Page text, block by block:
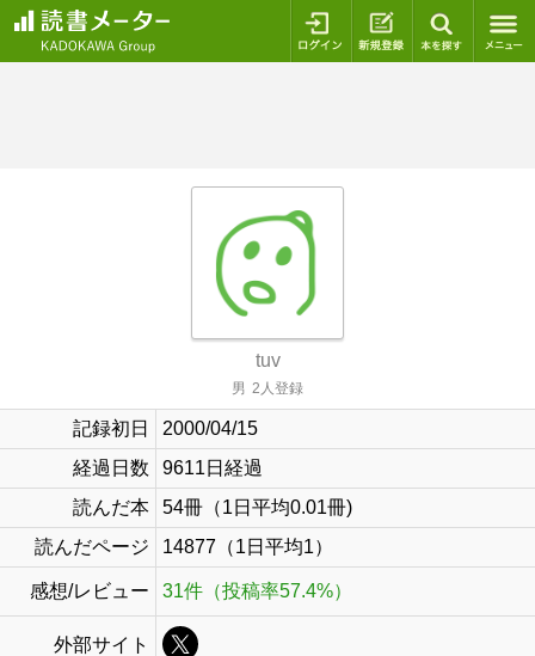
ログイン 新規登録
tuv
男 2人登録
記録初日
2000/04/15
経過日数
9611日経過
読んだ本
54冊（1日平均0.01冊)
読んだページ
14877（1日平均1）
感想/レビュー 31件（投稿率57.4%）
外部サイト